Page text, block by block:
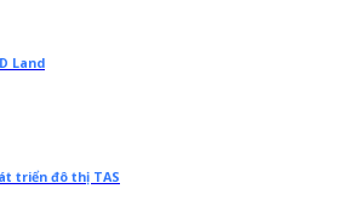
Land
triển đô thị TAS